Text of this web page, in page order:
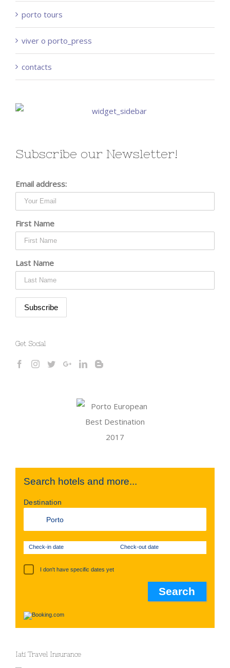
porto tours
viver o porto_press
contacts
Subscribe our Newsletter!
Email address:
First Name
Last Name
Get Social
Search hotels and more...
Destination
Check-in date Check-out date
I don't have specific dates yet
Iati Travel Insurance